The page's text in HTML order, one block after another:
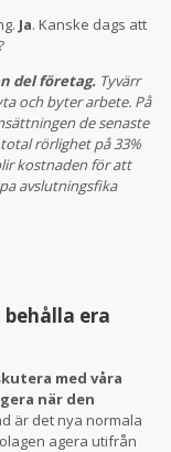
Ja. Kanske dags att
del företag. Tyvärr
och byter arbete. På
de senaste
rörlighet på 33%
kostnaden för att
avslutningsfika
era
med våra
när den
är det nya normala
agera utifrån